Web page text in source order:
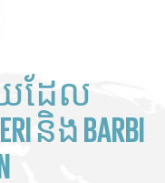
យដែល
ង BARBI